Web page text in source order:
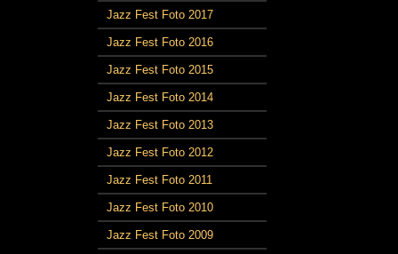
Jazz Fest Foto 2017
Jazz Fest Foto 2016
Jazz Fest Foto 2015
Jazz Fest Foto 2014
Jazz Fest Foto 2013
Jazz Fest Foto 2012
Jazz Fest Foto 2011
Jazz Fest Foto 2010
Jazz Fest Foto 2009